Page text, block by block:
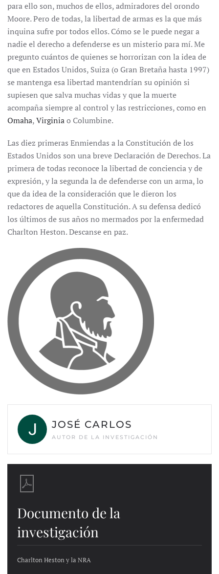
para ello son, muchos de ellos, admiradores del orondo
Moore. Pero de todas, la libertad de armas es la que más
inquina sufre por todos ellos. Cómo se le puede negar a
nadie el derecho a defenderse es un misterio para mí. Me
pregunto cuántos de quienes se horrorizan con la idea de
que en Estados Unidos, Suiza (o Gran Bretaña hasta 1997)
se mantenga esa libertad mantendrían su opinión si
supiesen que salva muchas vidas y que la muerte
acompaña siempre al control y las restricciones, como en
Omaha,Virginiao Columbine.
Las diez primeras Enmiendas a la Constitución de los
Estados Unidos son una breve Declaración de Derechos. La
primera de todas reconoce la libertad de conciencia y de
expresión, y la segunda la de defenderse con un arma, lo
que da idea de la consideración que le dieron los
redactores de aquella Constitución. A su defensa dedicó
los últimos de sus años no mermados por la enfermedad
Charlton Heston. Descanse en paz.
JOSÉ CARLOS
AUTOR DE LA INVESTIGACIÓN
Documento de la
investigación
Charlton Heston y la NRA